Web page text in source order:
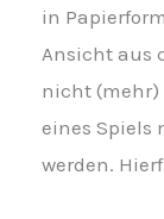
in
Ansicht aus
nicht (mehr)
eines Spiels
werden.